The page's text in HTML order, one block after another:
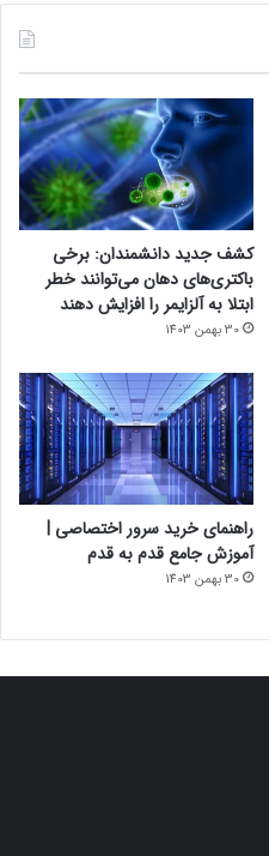
کشف جدید دانشمندان: برخی
باکتری‌های دهان می‌توانند خطر
ابتلا به آلزایمر را افزایش دهند
30 بهمن 1403
راهنمای خرید سرور اختصاصی |
آموزش جامع قدم به قدم
30 بهمن 1403